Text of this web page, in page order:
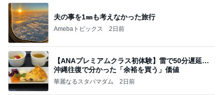
夫の事を1㎜も考えなかった旅行
Amebaトピックス 2日前
【ANAプレミアムクラス初体験】雷で50分遅延…
沖縄往復で分かった「余裕を買う」価値
華麗なるスタバマダム 2日前